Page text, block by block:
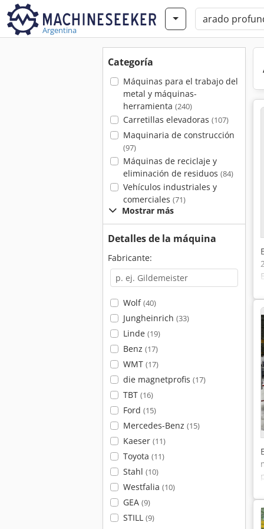
Argentina
Categoría
Máquinas para el trabajo del
metal y máquinas-
herramienta (240)
Carretillas elevadoras (107)
Maquinaria de construcción
(97)
Máquinas de reciclaje y
eliminación de residuos (84)
Vehículos industriales y
comerciales (71)
Mostrar más
Detalles de la máquina
Fabricante:
Wolf(40)
Jungheinrich (33)
Linde (19)
Benz (17)
WMT (17)
die magnetprofis (17)
TBT (16)
Ford (15)
Mercedes-Benz (15)
Kaeser (11)
Toyota (11)
Stahl (10)
Westfalia (10)
GEA (9)
STILL (9)